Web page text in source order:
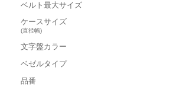
ベルト最大サイズ
ケースサイズ
(直径幅)
文字盤カラー
ベゼルタイプ
品番
小さい
■装飾感
■向いているシチュエーション